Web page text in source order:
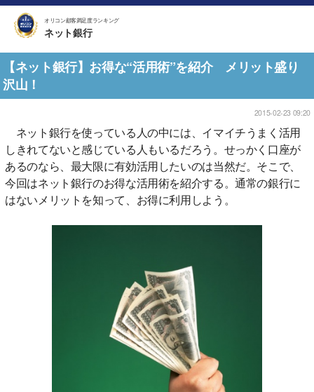
オリコン顧客満足度ランキング
ネット銀行
【ネット銀行】お得な“活用術”を紹介 メリット盛り
沢山！
2015-02-23 09:20
ネット銀行を使っている人の中には、イマイチうまく活用
しきれてないと感じている人もいるだろう。せっかく口座が
あるのなら、最大限に有効活用したいのは当然だ。そこで、
今回はネット銀行のお得な活用術を紹介する。通常の銀行に
はないメリットを知って、お得に利用しよう。